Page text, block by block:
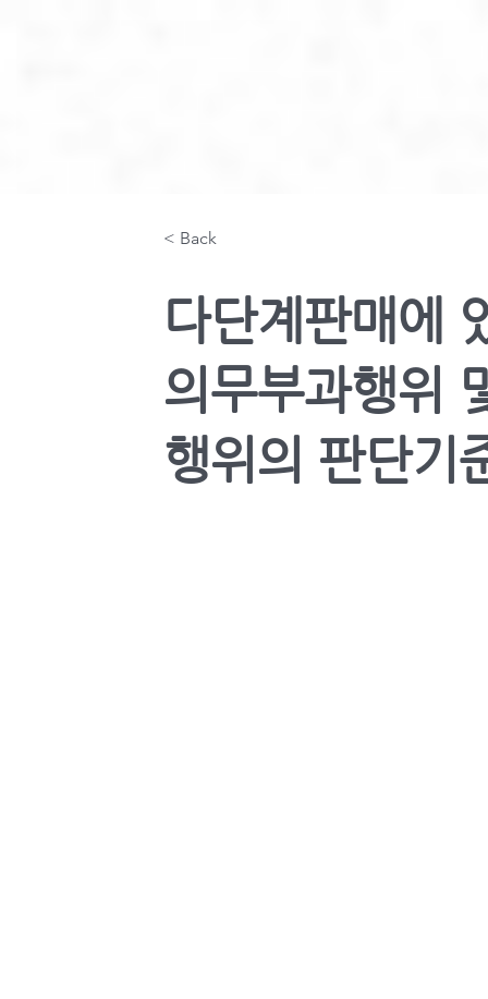
< Back
다단계판매에
의무부과행위
행위의 판단기